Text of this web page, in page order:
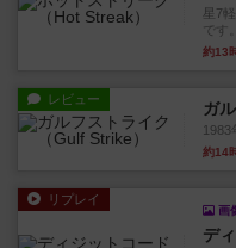
星7
です
約13
レビュー ガ
1983
約14
リプレイ
画
デ